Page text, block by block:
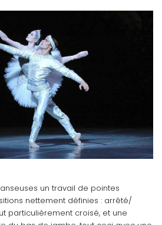
un travail de pointes
nettement définies : arrêté/
particulièrement croisé, et une